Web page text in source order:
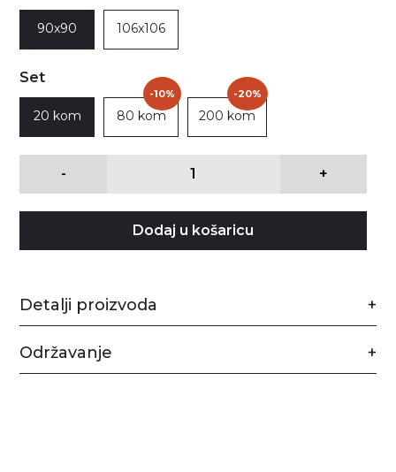
90x90 106x106
Set
20 kom 80 kom
-10%
200 kom
-20%
- +
Dodaj u košaricu
Detalji proizvoda
Održavanje